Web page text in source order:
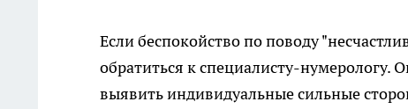
Если беспокойство по поводу
обратиться к специалисту-нумерологу.
выявить индивидуальные сильные